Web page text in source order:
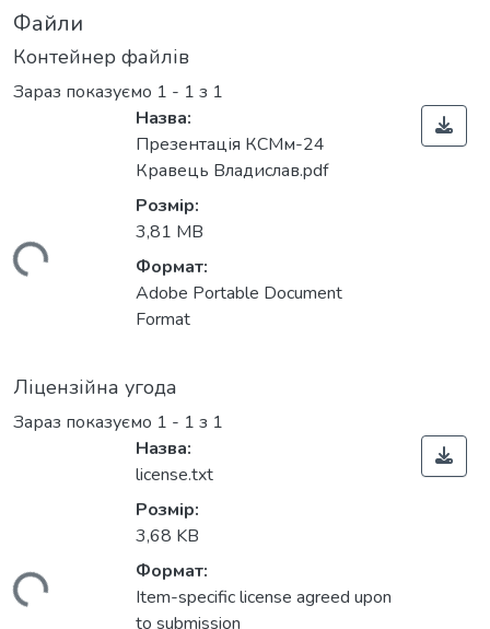
Файли
Контейнер файлів
Зараз показуємо 1 - 1 з 1
Назва:
Презентація КСМм-24
Кравець Владислав.pdf
Розмір:
3,81 MB
Формат:
Adobe Portable Document
Format
Ліцензійна угода
Зараз показуємо 1 - 1 з 1
Назва:
license.txt
Розмір:
3,68 KB
Формат:
Item-specific license agreed upon
to submission